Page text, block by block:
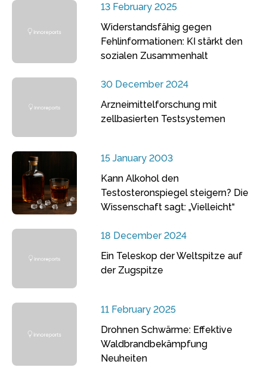
13 February 2025
Widerstandsfähig gegen
Fehlinformationen: KI stärkt den
sozialen Zusammenhalt
30 December 2024
Arzneimittelforschung mit
zellbasierten Testsystemen
15 January 2003
Kann Alkohol den
Testosteronspiegel steigern? Die
Wissenschaft sagt: „Vielleicht“
18 December 2024
Ein Teleskop der Weltspitze auf
der Zugspitze
11 February 2025
Drohnen Schwärme: Effektive
Waldbrandbekämpfung
Neuheiten